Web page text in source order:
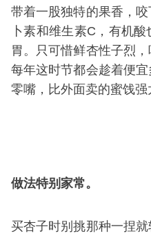
带着一股独特的果香，
卜素和维生素C，有机
胃。只可惜鲜杏性子烈
每年这时节都会趁着便
零嘴，比外面卖的蜜饯强
做法特别家常。
买杏子时别挑那种一捏